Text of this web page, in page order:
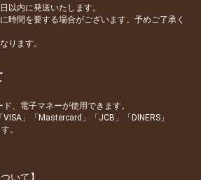
以内に発送いたします。
時間を要する場合がございます。予めご了承く
ります。
、電子マネーが使用できます。
」「Mastercard」「JCB」「DINERS」
。
いて】